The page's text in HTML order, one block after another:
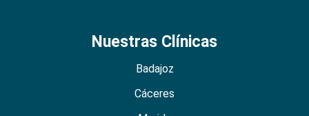
Nuestras Clínicas
Badajoz
Cáceres